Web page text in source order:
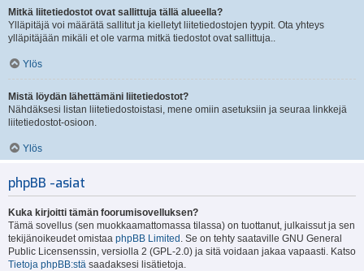
Mitkä liitetiedostot ovat sallittuja tällä alueella?
Ylläpitäjä voi määrätä sallitut ja kielletyt liitetiedostojen tyypit. Ota yhteys
ylläpitäjään mikäli et ole varma mitkä tiedostot ovat sallittuja..
Ylös
Mistä löydän lähettämäni liitetiedostot?
Nähdäksesi listan liitetiedostoistasi, mene omiin asetuksiin ja seuraa linkkejä
liitetiedostot-osioon.
Ylös
phpBB -asiat
Kuka kirjoitti tämän foorumisovelluksen?
Tämä sovellus (sen muokkaamattomassa tilassa) on tuottanut, julkaissut ja sen
tekijänoikeudet omistaa phpBB Limited . Se on tehty saataville GNU General
Public Licensenssin, versiolla 2 (GPL-2.0) ja sitä voidaan jakaa vapaasti. Katso
Tietoja phpBB:stä saadaksesi lisätietoja.